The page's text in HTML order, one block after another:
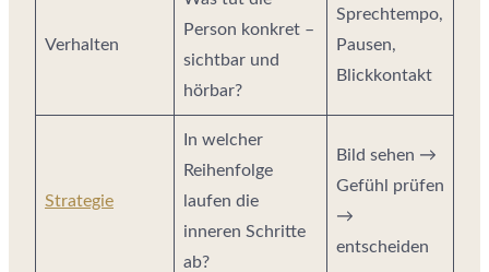
Verhalten
Person konkret –
sichtbar und
hörbar?
Sprechtempo,
Pausen,
Blickkontakt
Strategie
In welcher
Reihenfolge
laufen die
inneren Schritte
ab?
Bild sehen →
Gefühl prüfen
→
entscheiden